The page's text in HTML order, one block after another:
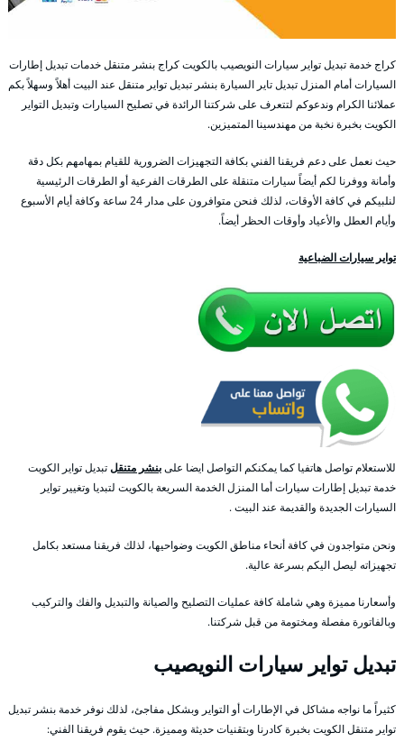
كراج خدمة تبديل تواير سيارات النويصيب بالكويت كراج بنشر متنقل خدمات تبديل إطارات
السيارات أمام المنزل تبديل تاير السيارة بنشر تبديل تواير متنقل عند البيت أهلاً وسهلاً بكم
عملائنا الكرام وندعوكم لتتعرف على شركتنا الرائدة في تصليح السيارات وتبديل التواير
الكويت بخبرة نخبة من مهندسينا المتميزين.
حيث نعمل على دعم فريقنا الفني بكافة التجهيزات الضرورية للقيام بمهامهم بكل دقة
وأمانة ووفرنا لكم أيضاً سيارات متنقلة على الطرقات الفرعية أو الطرقات الرئيسية
لنلبيكم في كافة الأوقات، لذلك فنحن متوافرون على مدار 24 ساعة وكافة أيام الأسبوع
وأيام العطل والأعياد وأوقات الحظر أيضاً.
تواير سيارات الضباعية
للاستعلام تواصل هاتفيا كما يمكنكم التواصل ايضا علىبنشر متنقلتبديل تواير الكويت
خدمة تبديل إطارات سيارات أما المنزل الخدمة السريعة بالكويت لتبديا وتغيير تواير
السيارات الجديدة والقديمة عند البيت .
ونحن متواجدون في كافة أنحاء مناطق الكويت وضواحيها، لذلك فريقنا مستعد بكامل
تجهيزاته ليصل اليكم بسرعة عالية.
وأسعارنا مميزة وهي شاملة كافة عمليات التصليح والصيانة والتبديل والفك والتركيب
وبالفاتورة مفصلة ومختومة من قبل شركتنا.
تبديل تواير سيارات النويصيب
كثيراً ما نواجه مشاكل في الإطارات أو التواير وبشكل مفاجئ، لذلك نوفر خدمة بنشر تبديل
تواير متنقل الكويت بخبرة كادرنا وبتقنيات حديثة ومميزة. حيث يقوم فريقنا الفني: